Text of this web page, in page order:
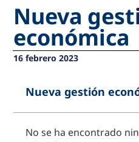
Nueva
económica
16 febrero 2023
Nueva gestión
No se ha encontrado